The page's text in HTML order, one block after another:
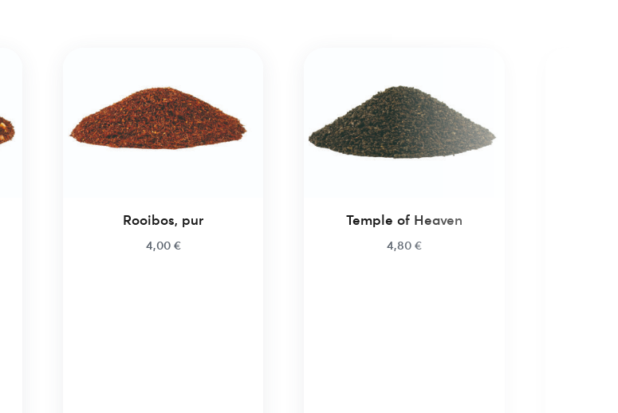
Rooibos, pur
4,00 €
Temple of Heaven
4,80 €